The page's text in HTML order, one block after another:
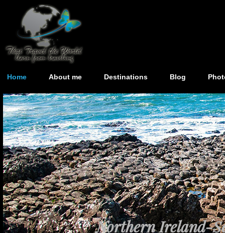
Home About me Destinations Blog
Northern Ireland-